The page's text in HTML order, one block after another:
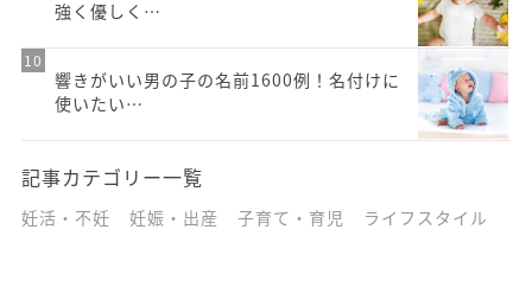
強く優しく…
響きがいい男の子の名前1600例！名付けに
使いたい…
記事カテゴリー一覧
妊活・不妊 妊娠・出産 子育て・育児 ライフスタイル